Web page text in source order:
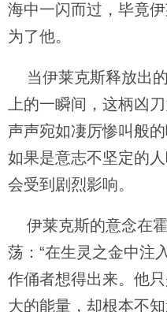
海中一闪而过，毕竟
为了他。
当伊莱克斯释放出
上的一瞬间，这柄凶
声声宛如凄厉惨叫般
如果是意志不坚定的
会受到剧烈影响。
伊莱克斯的意念在
荡：“在生灵之金中注
作俑者想得出来。他
大的能量，却根本不